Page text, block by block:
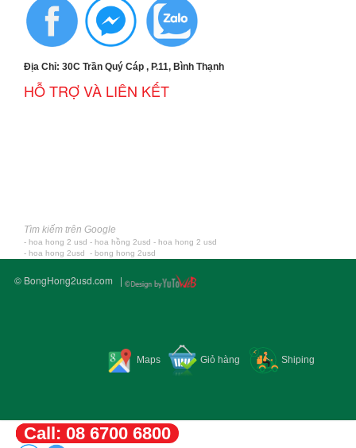
Địa Chỉ: 30C Trần Quý Cáp , P.11, Bình Thạnh
HỖ TRỢ VÀ LIÊN KẾT
Tìm kiếm trên Google
- hoa hong 2 usd - hoa hồng 2usd - hoa hong 2 usd
- hoa hong 2usd - bong hong 2usd
© BongHong2usd.com |
Maps Giỏ hàng Shiping
Call: 08 6700 6800